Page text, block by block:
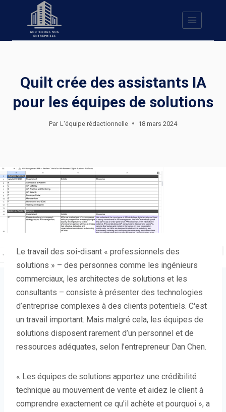
Quilt crée des assistants IA
pour les équipes de solutions
Par L'équipe rédactionnelle 18 mars 2024
Le travail des soi-disant « professionnels des
solutions » – des personnes comme les ingénieurs
commerciaux, les architectes de solutions et les
consultants – consiste à présenter des technologies
d’entreprise complexes à des clients potentiels. C'est
un travail important. Mais malgré cela, les équipes de
solutions disposent rarement d’un personnel et de
ressources adéquates, selon l’entrepreneur Dan Chen.
« Les équipes de solutionsapportez une crédibilité
technique au mouvement de vente et aidez le client à
comprendre exactement ce qu'il achète et pourquoi », a